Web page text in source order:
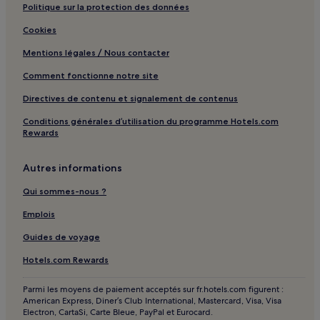
Takala : hôtels à proximité
Centre-Ville de Poreč : hôtels
Politique sur la protection des données
Cookies
Mentions légales / Nous contacter
Comment fonctionne notre site
Directives de contenu et signalement de contenus
Conditions générales d’utilisation du programme Hotels.com
Rewards
Autres informations
Qui sommes-nous ?
Emplois
Guides de voyage
Hotels.com Rewards
Parmi les moyens de paiement acceptés sur fr.hotels.com figurent :
American Express, Diner’s Club International, Mastercard, Visa, Visa
Electron, CartaSi, Carte Bleue, PayPal et Eurocard.